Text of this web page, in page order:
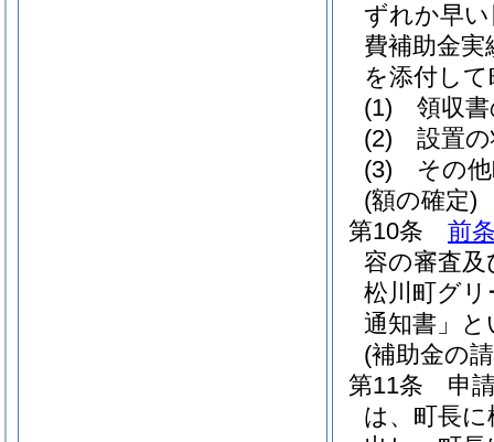
ずれか早
費補助金実
を添付し
(1)
領収
(2)
設置
(3)
その
(額の確定)
第10条
前
容の審査
松川町グリ
通知書」と
(補助金の
第11条
申
は、町長